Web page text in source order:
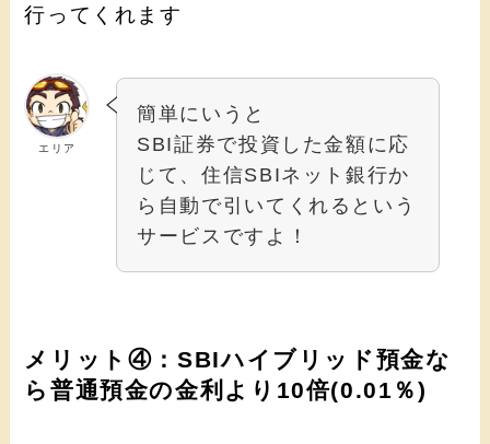
行ってくれます
エリア
簡単にいうと
SBI証券で投資した金額に応
じて、住信SBIネット銀行か
ら自動で引いてくれるという
サービスですよ！
メリット④：SBIハイブリッド預金な
ら普通預金の金利より10倍(0.01％)